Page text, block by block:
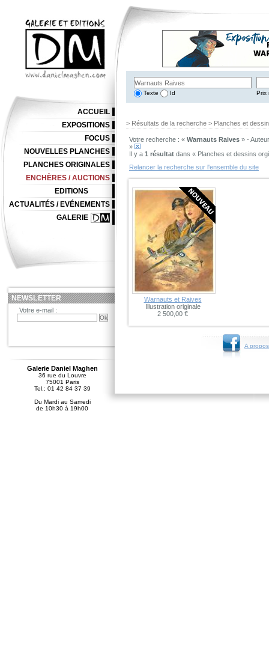
Texte Id Prix
> Résultats de la recherche > Planches et
Votre recherche : « Warnauts Raives » -
»
Il y a 1 résultat dans « Planches et dessins
Relancer la recherche sur l'ensemble du site
Warnauts et Raives
Illustration originale
2 500,00 €
A
ACCUEIL
EXPOSITIONS
FOCUS
NOUVELLES PLANCHES
PLANCHES ORIGINALES
ENCHÈRES / AUCTIONS
EDITIONS
ACTUALITÉS / EVÉNEMENTS
GALERIE
NEWSLETTER
Votre e-mail :
Galerie Daniel Maghen
36 rue du Louvre
75001 Paris
Tel.: 01 42 84 37 39
Du Mardi au Samedi
de 10h30 à 19h00